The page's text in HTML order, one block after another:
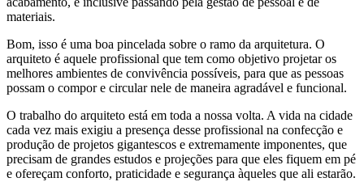
materiais.
Bom, isso é uma boa pincelada sobre o ramo da arquitetura. O
arquiteto é aquele profissional que tem como objetivo projetar os
melhores ambientes de convivência possíveis, para que as pessoas
possam o compor e circular nele de maneira agradável e funcional.
O trabalho do arquiteto está em toda a nossa volta. A vida na cidade
cada vez mais exigiu a presença desse profissional na confecção e
produção de projetos gigantescos e extremamente imponentes, que
precisam de grandes estudos e projeções para que eles fiquem em pé
e ofereçam conforto, praticidade e segurança àqueles que ali estarão.